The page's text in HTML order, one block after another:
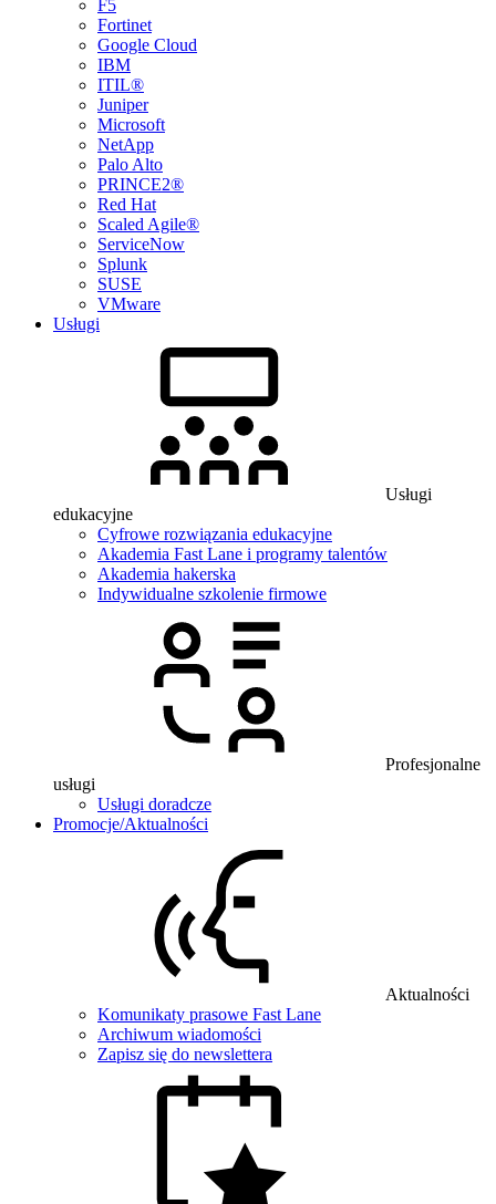
F5
Fortinet
Google Cloud
IBM
ITIL®
Juniper
Microsoft
NetApp
Palo Alto
PRINCE2®
Red Hat
Scaled Agile®
ServiceNow
Splunk
SUSE
VMware
Usługi
Usługi
edukacyjne
Cyfrowe rozwiązania edukacyjne
Akademia Fast Lane i programy talentów
Akademia hakerska
Indywidualne szkolenie firmowe
Profesjonalne
usługi
Usługi doradcze
Promocje/Aktualności
Aktualności
Komunikaty prasowe Fast Lane
Archiwum wiadomości
Zapisz się do newslettera